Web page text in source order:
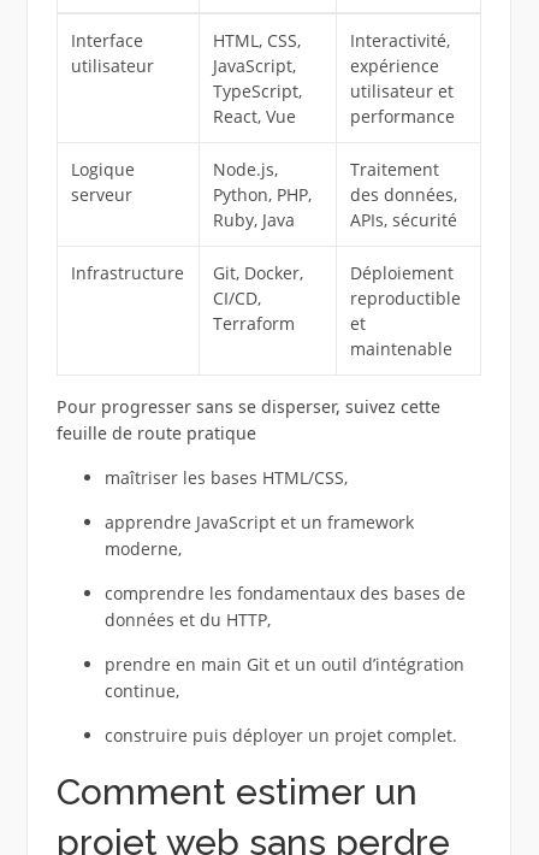
Interface
utilisateur
HTML, CSS,
JavaScript,
TypeScript,
React, Vue
Interactivité,
expérience
utilisateur et
performance
Logique
serveur
Node.js,
Python, PHP,
Ruby, Java
Traitement
des données,
APIs, sécurité
Infrastructure
Git, Docker,
CI/CD,
Terraform
Déploiement
reproductible
et
maintenable
Pour progresser sans se disperser, suivez cette
feuille de route pratique
maîtriser les bases HTML/CSS,
apprendre JavaScript et un framework
moderne,
comprendre les fondamentaux des bases de
données et du HTTP,
prendre en main Git et un outil d’intégration
continue,
construire puis déployer un projet complet.
Comment estimer un
projet web sans perdre